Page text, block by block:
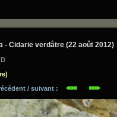
- Cidarie verdâtre (22 août 2012)
/ suivant :